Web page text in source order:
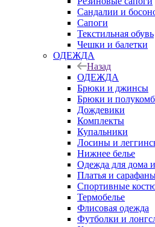
Сандалии и
Сапоги
Текстильная обувь
Чешки и балетки
ОДЕЖДА
Назад
ОДЕЖДА
Брюки и джинсы
Брюки и
Дождевики
Комплекты
Купальники
Лосины и
Нижнее белье
Одежда для дома
Платья и
Спортивные
Термобелье
Флисовая одежда
Футболки и